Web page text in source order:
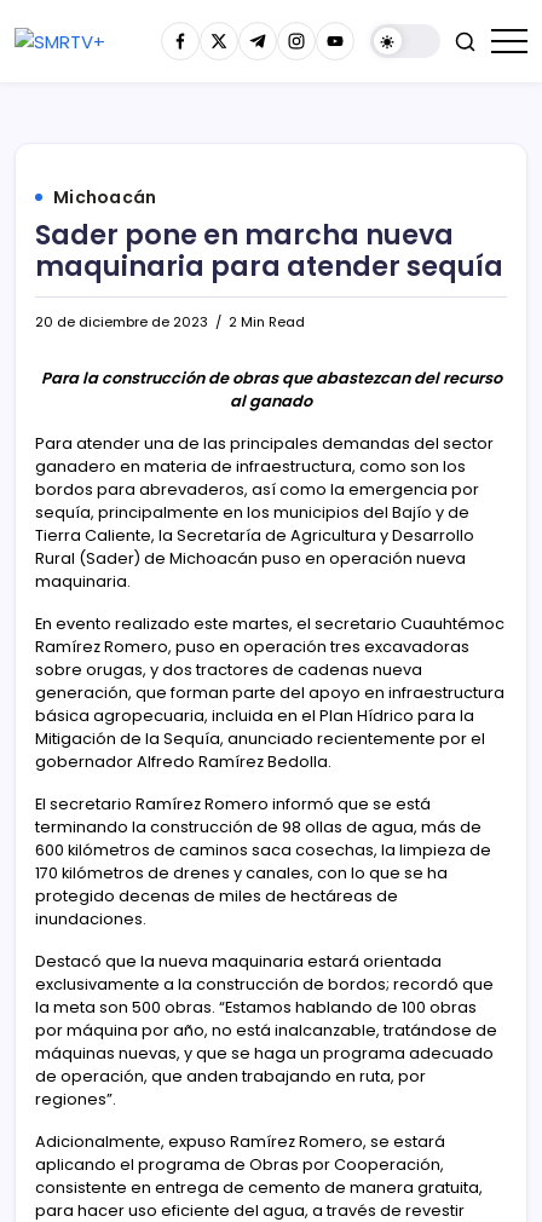
Michoacán
Sader pone en marcha nueva
maquinaria para atender sequía
20 de diciembre de 2023 2 Min Read
Para la construcción de obras que abastezcan del recurso
al ganado
Para atender una de las principales demandas del sector
ganadero en materia de infraestructura, como son los
bordos para abrevaderos, así como la emergencia por
sequía, principalmente en los municipios del Bajío y de
Tierra Caliente, la Secretaría de Agricultura y Desarrollo
Rural (Sader) de Michoacán puso en operación nueva
maquinaria.
En evento realizado este martes, el secretario Cuauhtémoc
Ramírez Romero, puso en operación tres excavadoras
sobre orugas, y dos tractores de cadenas nueva
generación, que forman parte del apoyo en infraestructura
básica agropecuaria, incluida en el Plan Hídrico para la
Mitigación de la Sequía, anunciado recientemente por el
gobernador Alfredo Ramírez Bedolla.
El secretario Ramírez Romero informó que se está
terminando la construcción de 98 ollas de agua, más de
600 kilómetros de caminos saca cosechas, la limpieza de
170 kilómetros de drenes y canales, con lo que se ha
protegido decenas de miles de hectáreas de
inundaciones.
Destacó que la nueva maquinaria estará orientada
exclusivamente a la construcción de bordos; recordó que
la meta son 500 obras. “Estamos hablando de 100 obras
por máquina por año, no está inalcanzable, tratándose de
máquinas nuevas, y que se haga un programa adecuado
de operación, que anden trabajando en ruta, por
regiones”.
Adicionalmente, expuso Ramírez Romero, se estará
aplicando el programa de Obras por Cooperación,
consistente en entrega de cemento de manera gratuita,
para hacer uso eficiente del agua, a través de revestir